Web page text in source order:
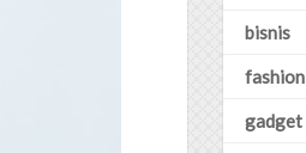
bisnis
fashion
gadget